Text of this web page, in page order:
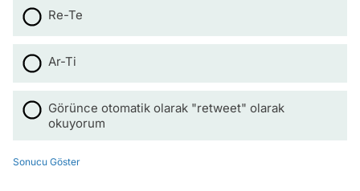
Re-Te
Ar-Ti
Görünce otomatik olarak "retweet" olarak
okuyorum
Sonucu Göster